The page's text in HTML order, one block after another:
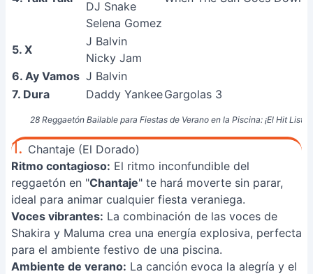
28 Reggaetón Bailable para Fiestas de Verano en la Piscina: ¡El Hit List
DJ Snake
Selena Gomez
5. X
J Balvin
Nicky Jam
6. Ay Vamos J Balvin
7. Dura
Daddy YankeeGargolas 3
1. Chantaje (El Dorado)
Ritmo contagioso: El ritmo inconfundible del
reggaetón en "Chantaje" te hará moverte sin parar,
ideal para animar cualquier fiesta veraniega.
Voces vibrantes: La combinación de las voces de
Shakira y Maluma crea una energía explosiva, perfecta
para el ambiente festivo de una piscina.
Ambiente de verano: La canción evoca la alegría y el